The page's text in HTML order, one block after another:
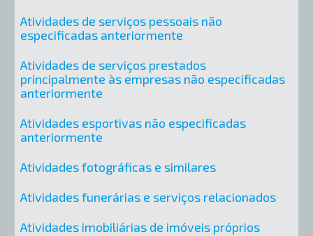
Atividades de serviços pessoais não
especificadas anteriormente
Atividades de serviços prestados
principalmente às empresas não especificadas
anteriormente
Atividades esportivas não especificadas
anteriormente
Atividades fotográficas e similares
Atividades funerárias e serviços relacionados
Atividades imobiliárias de imóveis próprios